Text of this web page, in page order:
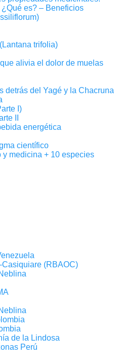
es? – Beneficios
trifolia)
alivia el dolor de muelas
detrás del Yagé y la Chacruna
I)
II
energética
científico
y medicina + 10 especies
Casiquiare (RBAOC)
de la Lindosa
Perú